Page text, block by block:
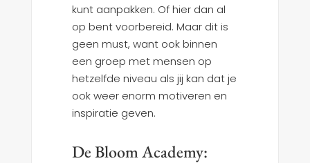
kunt aanpakken. Of hier dan al
op bent voorbereid. Maar dit is
geen must, want ook binnen
een groep met mensen op
hetzelfde niveau als jij kan dat je
ook weer enorm motiveren en
inspiratie geven.
De Bloom Academy: